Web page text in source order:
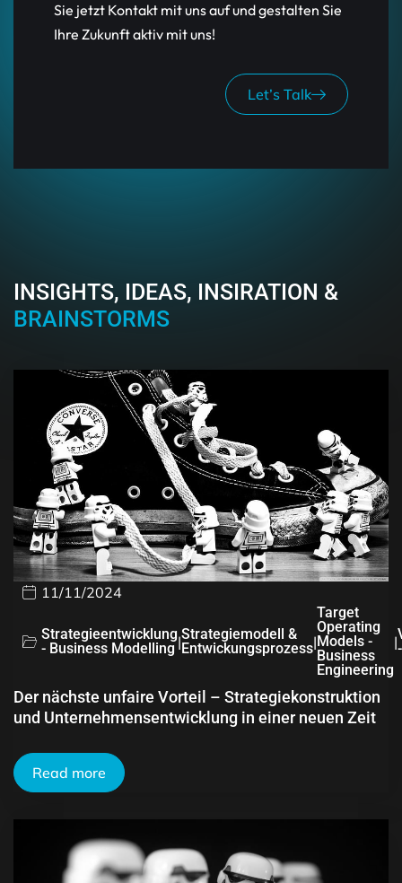
Sie jetzt Kontakt mit uns auf und gestalten Sie
Ihre Zukunft aktiv mit uns!
Let’s Talk
INSIGHTS, IDEAS, INSIRATION &
BRAINSTORMS
11/11/2024
Strategieentwicklung
- Business Modelling |Strategiemodell &
Entwickungsprozess|
Target
Operating
Models -
Business
Engineering
|
Der nächste unfaire Vorteil – Strategiekonstruktion
und Unternehmensentwicklung in einer neuen Zeit
Read more